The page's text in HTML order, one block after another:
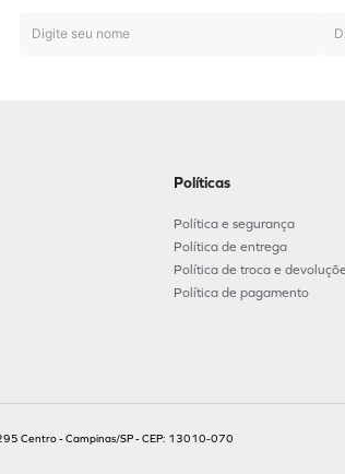
Políticas
Política e segurança
Política de entrega
Política de troca e
Política de pagamento
Centro - Campinas/SP - CEP: 13010-070